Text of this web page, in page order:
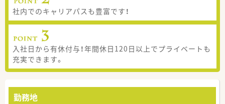
社内でのキャリアパスも豊富です！
入社日から有休付与！年間休日120日以上でプライベートも
充実できます。
勤務地